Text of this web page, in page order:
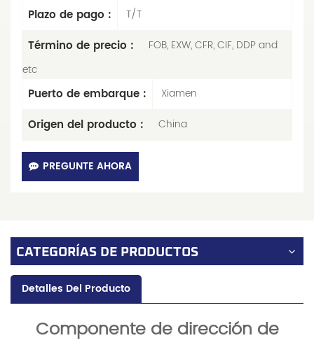
Plazo de pago : T/T
Término de precio :
FOB, EXW, CFR, CIF, DDP and
etc
Puerto de embarque : Xiamen
Origen del producto : China
PREGUNTE AHORA
CATEGORÍAS DE PRODUCTOS
Detalles Del Producto
Componente de dirección de